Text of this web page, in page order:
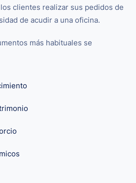
clientes realizar sus pedidos de
de acudir a una oficina.
más habituales se